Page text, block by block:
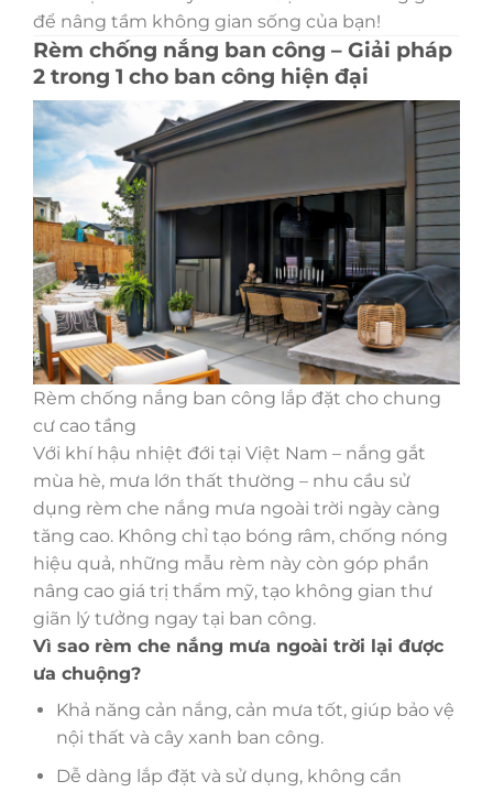
để nâng tầm không gian sống của bạn!
Rèm chống nắng ban công – Giải pháp
2 trong 1 cho ban công hiện đại
Rèm chống nắng ban công lắp đặt cho chung
cư cao tầng
Với khí hậu nhiệt đới tại Việt Nam – nắng gắt
mùa hè, mưa lớn thất thường – nhu cầu sử
dụng rèm che nắng mưa ngoài trời ngày càng
tăng cao. Không chỉ tạo bóng râm, chống nóng
hiệu quả, những mẫu rèm này còn góp phần
nâng cao giá trị thẩm mỹ, tạo không gian thư
giãn lý tưởng ngay tại ban công.
Vì sao rèm che nắng mưa ngoài trời lại được
ưa chuộng?
Khả năng cản nắng, cản mưa tốt, giúp bảo vệ
nội thất và cây xanh ban công.
Dễ dàng lắp đặt và sử dụng, không cần